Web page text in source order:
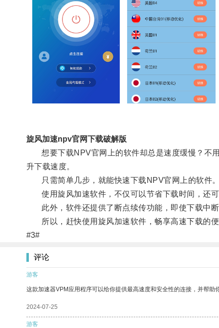
旋风加速npv官网下载破解版
想要下载NPV官网上的软件却总是速度缓慢？不用
升下载速度。
只需简单几步，就能快速下载NPV官网上的软件
使用旋风加速软件，不仅可以节省下载时间，还可
此外，软件还提供了断点续传功能，即使下载中断
所以，赶快使用旋风加速软件，畅享高速下载的
#3#
评论
游客
这款加速器VPM应用程序可以给你提供最高速度和安全性的连接，并帮助
2024-07-25
游客